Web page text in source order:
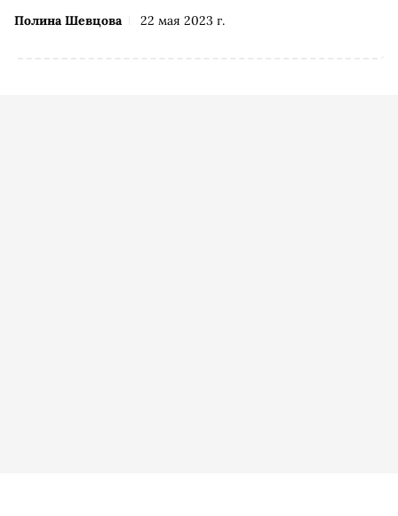
Полина Шевцова 22 мая 2023 г.